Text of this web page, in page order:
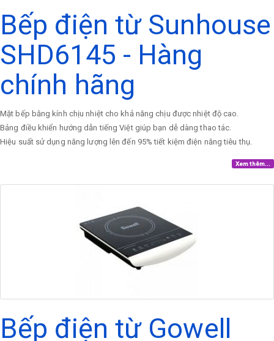
Bếp điện từ Sunhouse
SHD6145 - Hàng
chính hãng
Mặt bếp bằng kính chịu nhiệt cho khả năng chịu được nhiệt độ cao.
Bảng điều khiển hướng dẫn tiếng Việt giúp bạn dễ dàng thao tác.
Hiệu suất sử dụng năng lượng lên đến 95% tiết kiệm điện năng tiêu thụ.
Xem thêm...
Bếp điện từ Gowell